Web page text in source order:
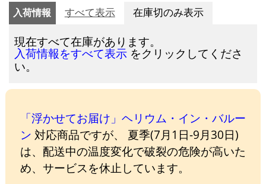
入荷情報 すべて表示 在庫切のみ表示
現在すべて在庫があります。
入荷情報をすべて表示 をクリックしてくださ
い。
「浮かせてお届け」ヘリウム・イン・バルー
ン 対応商品ですが、 夏季(7月1日-9月30日)
は、配送中の温度変化で破裂の危険が高いた
め、サービスを休止しています。